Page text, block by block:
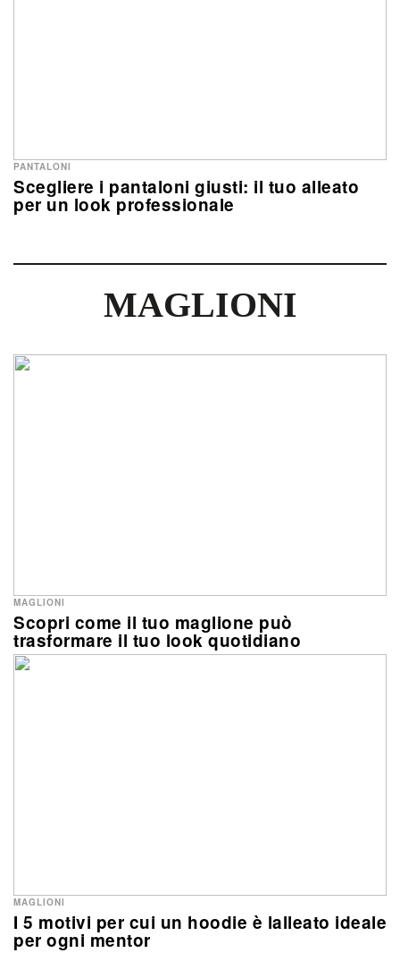
Scegliere i pantaloni giusti: il tuo alleato
per un look professionale
PANTALONI
MAGLIONI
Scopri come il tuo maglione può
trasformare il tuo look quotidiano
MAGLIONI
I 5 motivi per cui un hoodie è lalleato ideale
per ogni mentor
MAGLIONI